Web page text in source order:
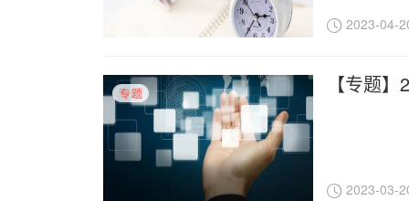
2023-04-
【专题
2023-03-